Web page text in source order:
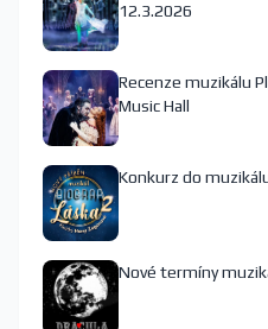
12.3.2026
Recenze muzikálu
Music Hall
Konkurz do
Nové termíny